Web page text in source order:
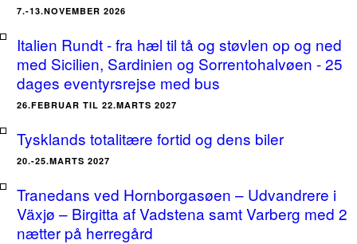
7.-13.NOVEMBER 2026
Italien Rundt - fra hæl til tå og støvlen op og ned
med Sicilien, Sardinien og Sorrentohalvøen - 25
dages eventyrsrejse med bus
26.FEBRUAR TIL 22.MARTS 2027
Tysklands totalitære fortid og dens biler
20.-25.MARTS 2027
Tranedans ved Hornborgasøen – Udvandrere i
Växjø – Birgitta af Vadstena samt Varberg med 2
nætter på herregård